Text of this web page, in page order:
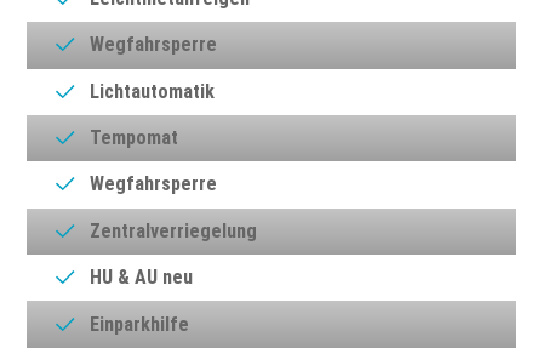
Wegfahrsperre
Lichtautomatik
Tempomat
Wegfahrsperre
Zentralverriegelung
HU & AU neu
Einparkhilfe